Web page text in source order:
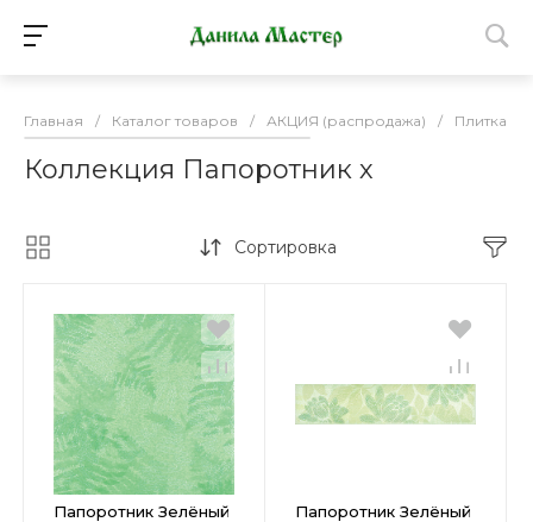
Главная / Каталог товаров / АКЦИЯ (распродажа) / Плитка
Коллекция Папоротник х
Сортировка
Папоротник Зелёный
Папоротник Зелёный